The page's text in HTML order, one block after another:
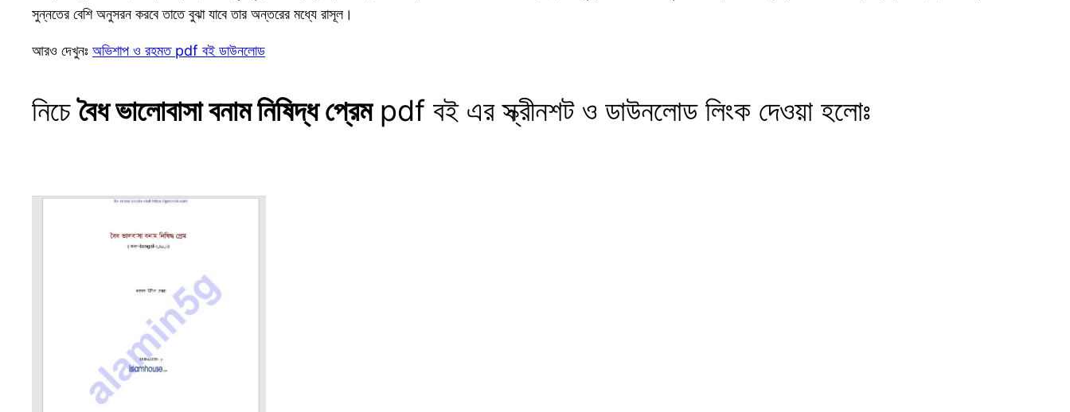
সুন্নতের বেশি অনুসরন করবে তাতে বুঝা যাবে তার অন্তরের মধ্যে রাসূল।
আরও দেখুনঃ অভিশাপ ও রহমত pdf বই ডাউনলোড
নিচেবৈধ ভালোবাসা বনাম নিষিদ্ধ প্রেমpdf বই এর স্ক্রীনশট ও ডাউনলোড লিংক দেওয়া হলোঃ